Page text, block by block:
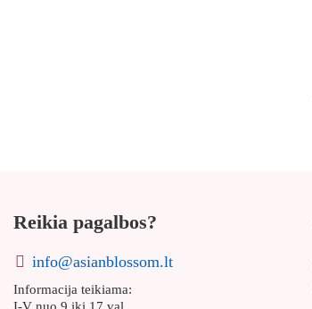
Reikia pagalbos?
info@asianblossom.lt
Informacija teikiama:
I-V nuo 9 iki 17 val.